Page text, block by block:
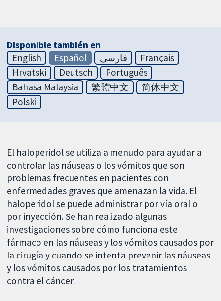
Disponible también en
English
Español فارسی
Français
Hrvatski
Deutsch
Português
Bahasa Malaysia
繁體中文
简体中文
Polski
El haloperidol se utiliza a menudo para ayudar a
controlar las náuseas o los vómitos que son
problemas frecuentes en pacientes con
enfermedades graves que amenazan la vida. El
haloperidol se puede administrar por vía oral o
por inyección. Se han realizado algunas
investigaciones sobre cómo funciona este
fármaco en las náuseas y los vómitos causados por
la cirugía y cuando se intenta prevenir las náuseas
y los vómitos causados por los tratamientos
contra el cáncer.